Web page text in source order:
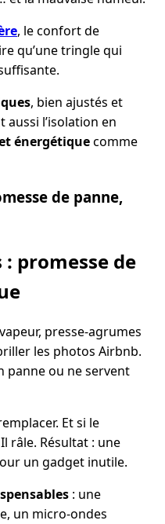
, le confort de
qu’une tringle qui
, bien ajustés et
aussi l’isolation en
énergétiquecomme
de panne,
promesse de
presse-agrumes
les photos Airbnb.
panne ou ne servent
Et si le
râle. Résultat : une
un gadget inutile.
: une
un micro-ondes